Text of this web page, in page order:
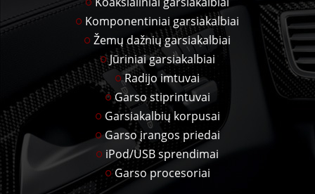
Komponentiniai garsiakalbiai
Žemų dažnių garsiakalbiai
Jūriniai garsiakalbiai
Radijo imtuvai
Garso stiprintuvai
Garsiakalbių korpusai
Garso įrangos priedai
iPod/USB sprendimai
Garso procesoriai